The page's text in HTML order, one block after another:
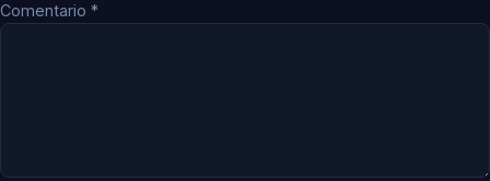
Comentario *